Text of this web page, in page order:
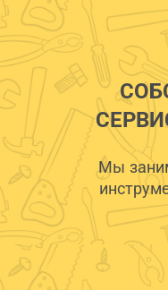
Мы